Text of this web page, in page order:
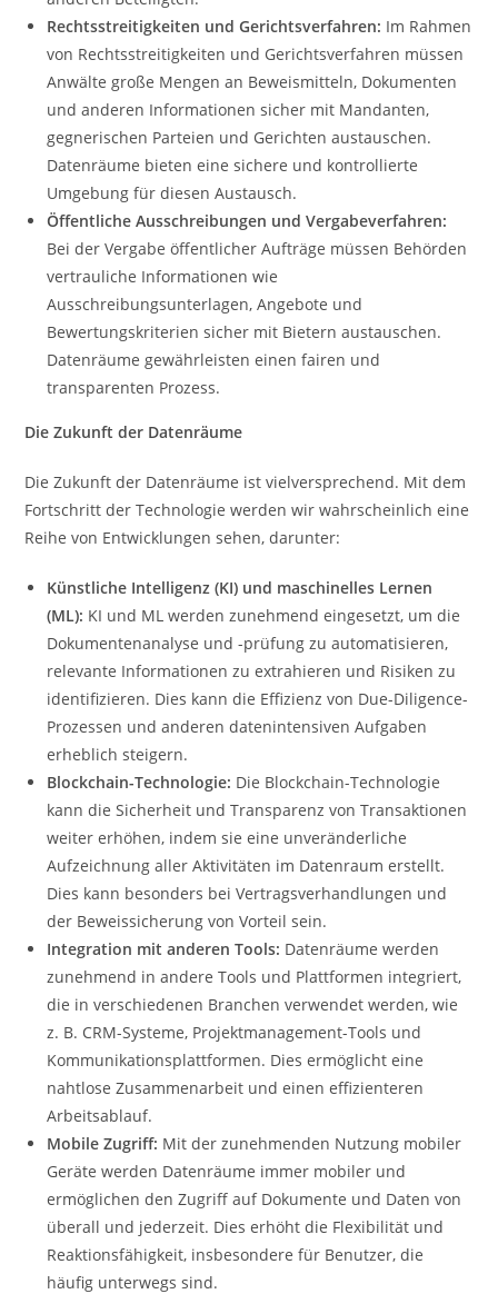
Rechtsstreitigkeiten und Gerichtsverfahren: Im Rahmen
von Rechtsstreitigkeiten und Gerichtsverfahren müssen
Anwälte große Mengen an Beweismitteln, Dokumenten
und anderen Informationen sicher mit Mandanten,
gegnerischen Parteien und Gerichten austauschen.
Datenräume bieten eine sichere und kontrollierte
Umgebung für diesen Austausch.
Öffentliche Ausschreibungen und Vergabeverfahren:
Bei der Vergabe öffentlicher Aufträge müssen Behörden
vertrauliche Informationen wie
Ausschreibungsunterlagen, Angebote und
Bewertungskriterien sicher mit Bietern austauschen.
Datenräume gewährleisten einen fairen und
transparenten Prozess.
Die Zukunft der Datenräume
Die Zukunft der Datenräume ist vielversprechend. Mit dem
Fortschritt der Technologie werden wir wahrscheinlich eine
Reihe von Entwicklungen sehen, darunter:
Künstliche Intelligenz (KI) und maschinelles Lernen
(ML): KI und ML werden zunehmend eingesetzt, um die
Dokumentenanalyse und -prüfung zu automatisieren,
relevante Informationen zu extrahieren und Risiken zu
identifizieren. Dies kann die Effizienz von Due-Diligence-
Prozessen und anderen datenintensiven Aufgaben
erheblich steigern.
Blockchain-Technologie: Die Blockchain-Technologie
kann die Sicherheit und Transparenz von Transaktionen
weiter erhöhen, indem sie eine unveränderliche
Aufzeichnung aller Aktivitäten im Datenraum erstellt.
Dies kann besonders bei Vertragsverhandlungen und
der Beweissicherung von Vorteil sein.
Integration mit anderen Tools: Datenräume werden
zunehmend in andere Tools und Plattformen integriert,
die in verschiedenen Branchen verwendet werden, wie
z. B. CRM-Systeme, Projektmanagement-Tools und
Kommunikationsplattformen. Dies ermöglicht eine
nahtlose Zusammenarbeit und einen effizienteren
Arbeitsablauf.
Mobile Zugriff: Mit der zunehmenden Nutzung mobiler
Geräte werden Datenräume immer mobiler und
ermöglichen den Zugriff auf Dokumente und Daten von
überall und jederzeit. Dies erhöht die Flexibilität und
Reaktionsfähigkeit, insbesondere für Benutzer, die
häufig unterwegs sind.